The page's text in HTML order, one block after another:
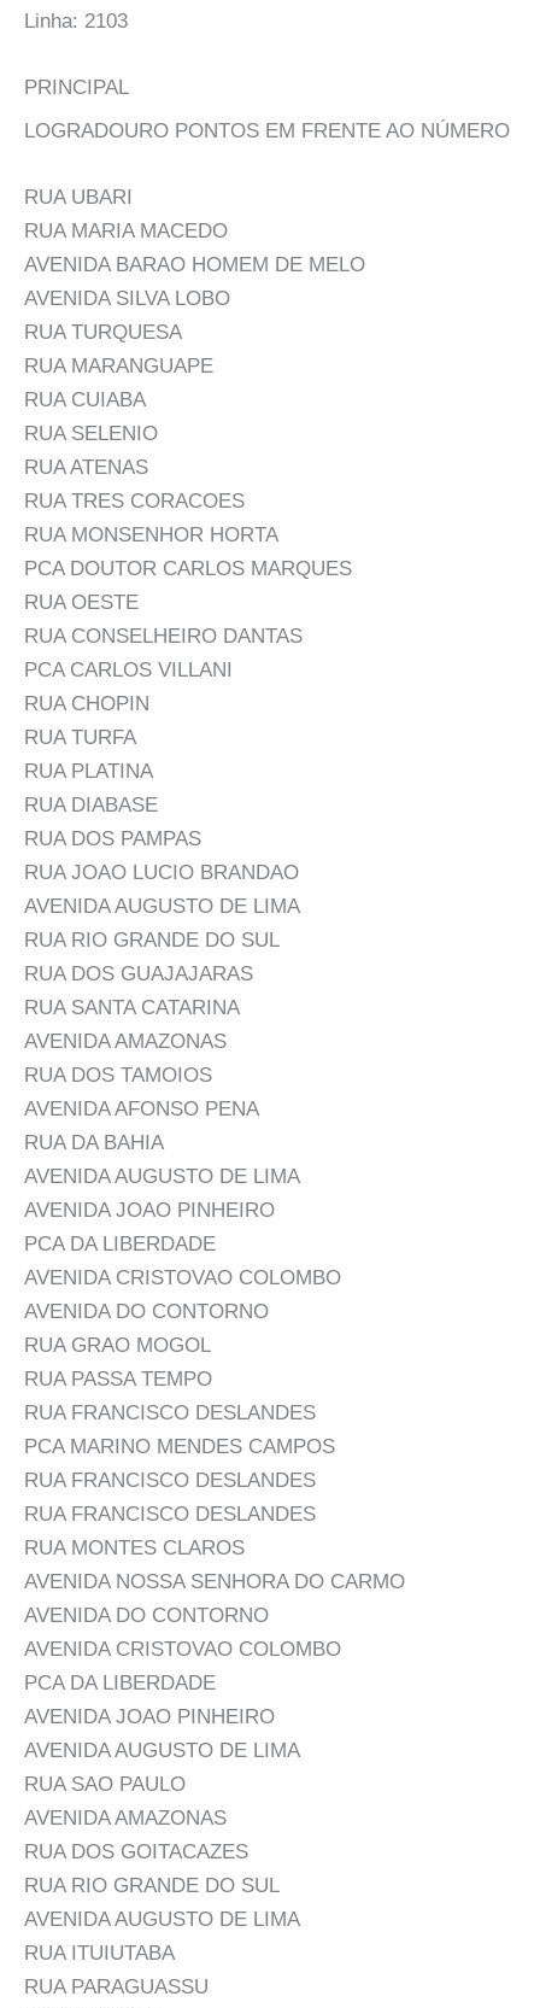
Linha: 2103
PRINCIPAL
LOGRADOURO PONTOS EM FRENTE AO NÚMERO
RUA UBARI
RUA MARIA MACEDO
AVENIDA BARAO HOMEM DE MELO
AVENIDA SILVA LOBO
RUA TURQUESA
RUA MARANGUAPE
RUA CUIABA
RUA SELENIO
RUA ATENAS
RUA TRES CORACOES
RUA MONSENHOR HORTA
PCA DOUTOR CARLOS MARQUES
RUA OESTE
RUA CONSELHEIRO DANTAS
PCA CARLOS VILLANI
RUA CHOPIN
RUA TURFA
RUA PLATINA
RUA DIABASE
RUA DOS PAMPAS
RUA JOAO LUCIO BRANDAO
AVENIDA AUGUSTO DE LIMA
RUA RIO GRANDE DO SUL
RUA DOS GUAJAJARAS
RUA SANTA CATARINA
AVENIDA AMAZONAS
RUA DOS TAMOIOS
AVENIDA AFONSO PENA
RUA DA BAHIA
AVENIDA AUGUSTO DE LIMA
AVENIDA JOAO PINHEIRO
PCA DA LIBERDADE
AVENIDA CRISTOVAO COLOMBO
AVENIDA DO CONTORNO
RUA GRAO MOGOL
RUA PASSA TEMPO
RUA FRANCISCO DESLANDES
PCA MARINO MENDES CAMPOS
RUA FRANCISCO DESLANDES
RUA FRANCISCO DESLANDES
RUA MONTES CLAROS
AVENIDA NOSSA SENHORA DO CARMO
AVENIDA DO CONTORNO
AVENIDA CRISTOVAO COLOMBO
PCA DA LIBERDADE
AVENIDA JOAO PINHEIRO
AVENIDA AUGUSTO DE LIMA
RUA SAO PAULO
AVENIDA AMAZONAS
RUA DOS GOITACAZES
RUA RIO GRANDE DO SUL
AVENIDA AUGUSTO DE LIMA
RUA ITUIUTABA
RUA PARAGUASSU